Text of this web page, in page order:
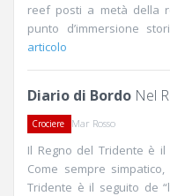
reef posti a metà della
punto d’immersione
articolo
Diario di Bordo Nel
Crociere Mar Rosso
Il Regno del Tridente è il
Come sempre
Tridente è il seguito de